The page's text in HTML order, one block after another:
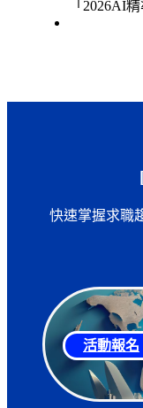
「2026AI
快速掌握求職
活動報名